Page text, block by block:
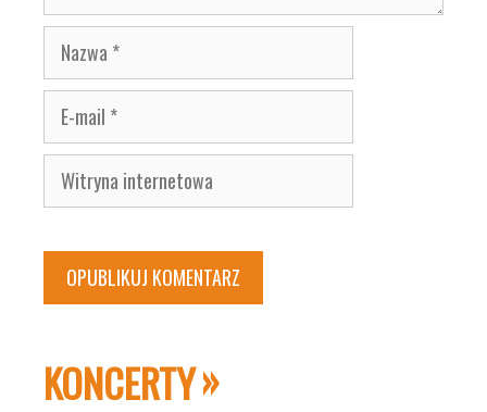
Nazwa
E-
mail
Witryna
internetowa
KONCERTY